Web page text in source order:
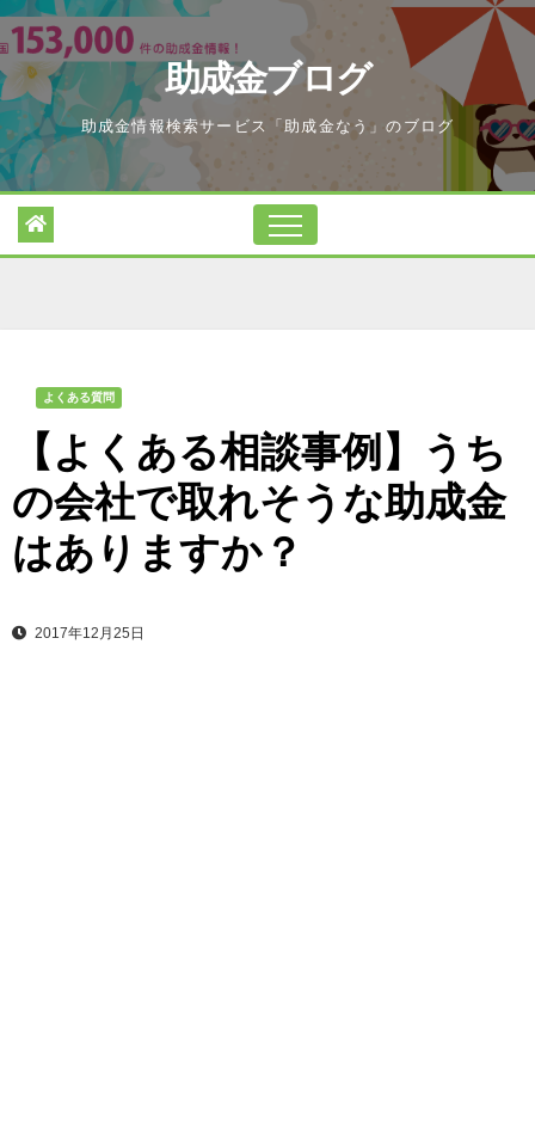
Skip
to
content
助成金ブログ
助成金情報検索サービス「助成金なう」のブログ
よくある質問
【よくある相談事例】うち
の会社で取れそうな助成金
はありますか？
2017年12月25日